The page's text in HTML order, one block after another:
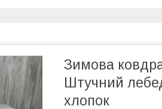
Зимова
Штучний
хлопок